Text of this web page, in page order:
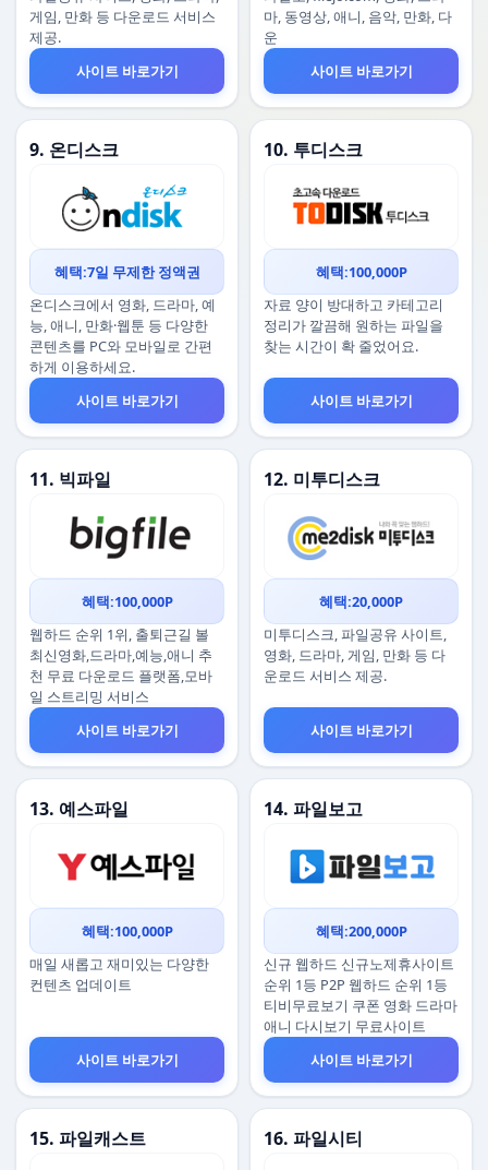
게임, 만화 등 다운로드 서비스
제공.
사이트 바로가기
마, 동영상, 애니, 음악, 만화, 다
운
사이트 바로가기
9. 온디스크
혜택:7일 무제한 정액권
온디스크에서 영화, 드라마, 예
능, 애니, 만화·웹툰 등 다양한
콘텐츠를 PC와 모바일로 간편
하게 이용하세요.
사이트 바로가기
10. 투디스크
혜택:100,000P
자료 양이 방대하고 카테고리
정리가 깔끔해 원하는 파일을
찾는 시간이 확 줄었어요.
사이트 바로가기
11. 빅파일
혜택:100,000P
웹하드 순위 1위, 출퇴근길 볼
최신영화,드라마,예능,애니 추
천 무료 다운로드 플랫폼,모바
일 스트리밍 서비스
사이트 바로가기
12. 미투디스크
혜택:20,000P
미투디스크, 파일공유 사이트,
영화, 드라마, 게임, 만화 등 다
운로드 서비스 제공.
사이트 바로가기
13. 예스파일
혜택:100,000P
매일 새롭고 재미있는 다양한
컨텐츠 업데이트
사이트 바로가기
14. 파일보고
혜택:200,000P
신규 웹하드 신규노제휴사이트
순위 1등 P2P 웹하드 순위 1등
티비무료보기 쿠폰 영화 드라마
애니 다시보기 무료사이트
사이트 바로가기
15. 파일캐스트 16. 파일시티